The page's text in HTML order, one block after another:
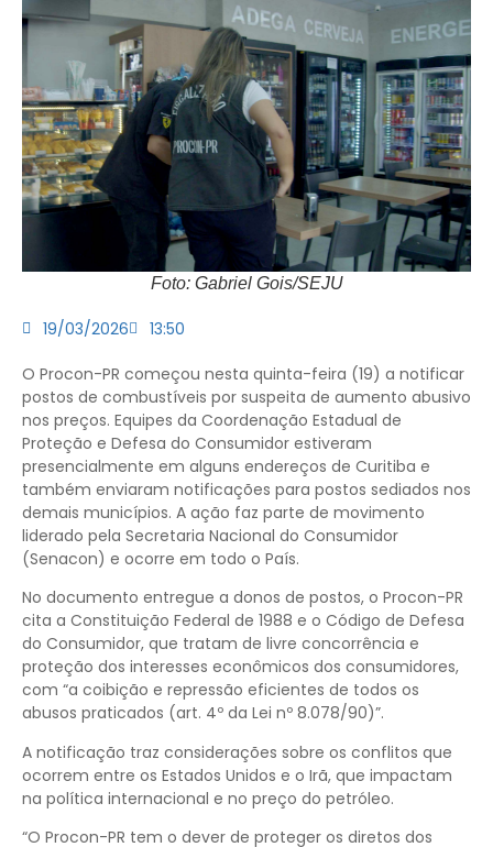
Foto: Gabriel Gois/SEJU
19/03/2026 13:50
O Procon-PR começou nesta quinta-feira (19) a notificar
postos de combustíveis por suspeita de aumento abusivo
nos preços. Equipes da Coordenação Estadual de
Proteção e Defesa do Consumidor estiveram
presencialmente em alguns endereços de Curitiba e
também enviaram notificações para postos sediados nos
demais municípios. A ação faz parte de movimento
liderado pela Secretaria Nacional do Consumidor
(Senacon) e ocorre em todo o País.
No documento entregue a donos de postos, o Procon-PR
cita a Constituição Federal de 1988 e o Código de Defesa
do Consumidor, que tratam de livre concorrência e
proteção dos interesses econômicos dos consumidores,
com “a coibição e repressão eficientes de todos os
abusos praticados (art. 4º da Lei nº 8.078/90)”.
A notificação traz considerações sobre os conflitos que
ocorrem entre os Estados Unidos e o Irã, que impactam
na política internacional e no preço do petróleo.
“O Procon-PR tem o dever de proteger os diretos dos